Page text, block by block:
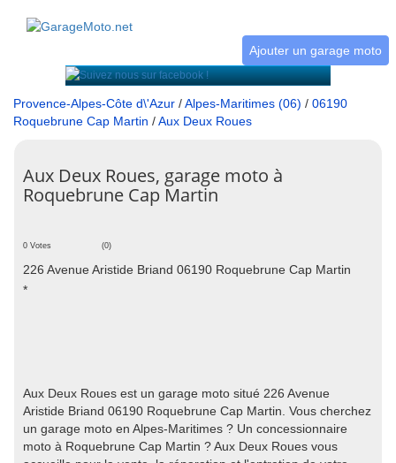
Ajouter un garage moto
Provence-Alpes-Côte d\'Azur /Alpes-Maritimes (06) / 06190
Roquebrune Cap Martin /Aux Deux Roues
Aux Deux Roues, garage moto à
Roquebrune Cap Martin
0 Votes (0)
226 Avenue Aristide Briand 06190 Roquebrune Cap Martin
*
Aux Deux Roues est un garage moto situé 226 Avenue
Aristide Briand 06190 Roquebrune Cap Martin. Vous cherchez
un garage moto en Alpes-Maritimes ? Un concessionnaire
moto à Roquebrune Cap Martin ? Aux Deux Roues vous